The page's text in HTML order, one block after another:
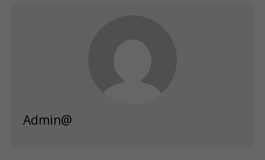
Admin@